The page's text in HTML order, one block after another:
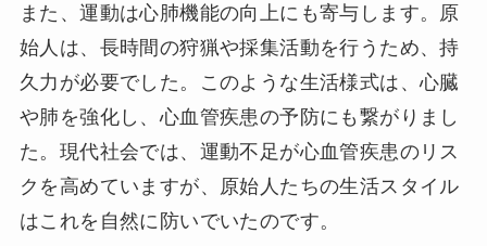
また、運動は心肺機能の向上にも寄与します。原
始人は、長時間の狩猟や採集活動を行うため、持
久力が必要でした。このような生活様式は、心臓
や肺を強化し、心血管疾患の予防にも繋がりまし
た。現代社会では、運動不足が心血管疾患のリス
クを高めていますが、原始人たちの生活スタイル
はこれを自然に防いでいたのです。